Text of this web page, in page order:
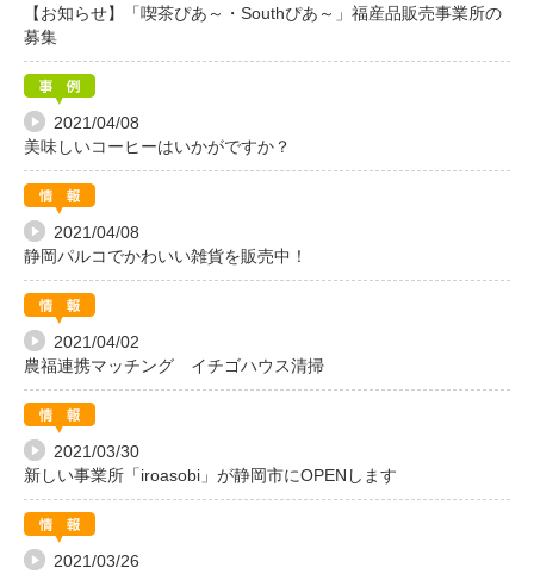
【お知らせ】「喫茶ぴあ～・Southぴあ～」福産品販売事業所の
募集
2021/04/08
美味しいコーヒーはいかがですか？
2021/04/08
静岡パルコでかわいい雑貨を販売中！
2021/04/02
農福連携マッチング イチゴハウス清掃
2021/03/30
新しい事業所「iroasobi」が静岡市にOPENします
2021/03/26